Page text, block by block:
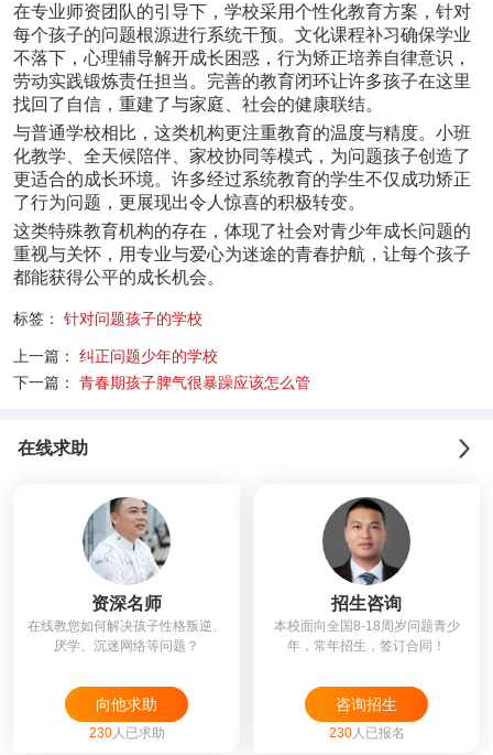
在专业师资团队的引导下，学校采用个性化教育方案，针对
每个孩子的问题根源进行系统干预。文化课程补习确保学业
不落下，心理辅导解开成长困惑，行为矫正培养自律意识，
劳动实践锻炼责任担当。完善的教育闭环让许多孩子在这里
找回了自信，重建了与家庭、社会的健康联结。
与普通学校相比，这类机构更注重教育的温度与精度。小班
化教学、全天候陪伴、家校协同等模式，为问题孩子创造了
更适合的成长环境。许多经过系统教育的学生不仅成功矫正
了行为问题，更展现出令人惊喜的积极转变。
这类特殊教育机构的存在，体现了社会对青少年成长问题的
重视与关怀，用专业与爱心为迷途的青春护航，让每个孩子
都能获得公平的成长机会。
标签： 针对问题孩子的学校
上一篇：
纠正问题少年的学校
下一篇：
青春期孩子脾气很暴躁应该怎么管
在线求助
资深名师
在线教您如何解决孩子性格叛逆、
厌学、沉迷网络等问题？
向他求助
230人已求助
招生咨询
本校面向全国8-18周岁问题青少
年，常年招生，签订合同！
咨询招生
230人已报名